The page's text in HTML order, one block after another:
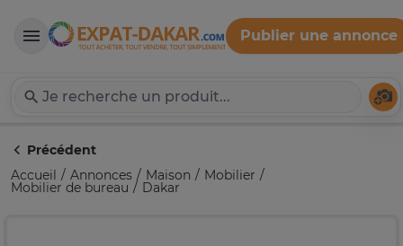
Expat-Dakar
Publier une annonce
Précédent
Accueil
Annonces Maison Mobilier
Mobilier de bureau Dakar